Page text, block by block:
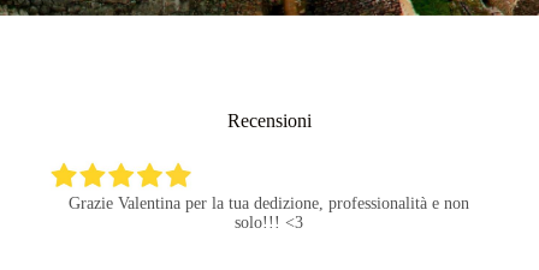
Recensioni
Grazie Valentina per la tua dedizione, professionalità e non
solo!!! <3